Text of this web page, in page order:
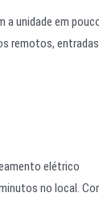
a unidade em
remotos, entradas
elétrico
no local.